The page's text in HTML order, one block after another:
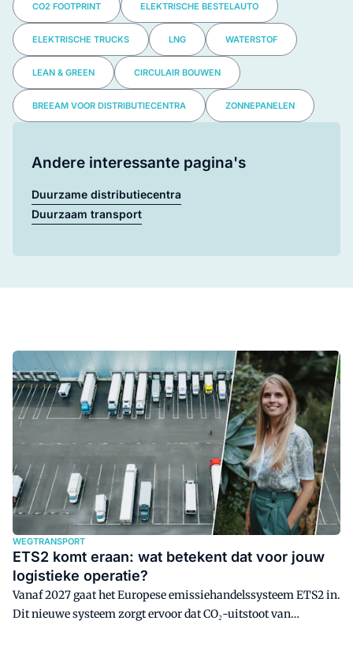
CO2 FOOTPRINT ELEKTRISCHE BESTELAUTO
ELEKTRISCHE TRUCKS LNG WATERSTOF
LEAN & GREEN CIRCULAIR BOUWEN
BREEAM VOOR DISTRIBUTIECENTRA ZONNEPANELEN
Andere interessante pagina's
Duurzame distributiecentra
Duurzaam transport
WEGTRANSPORT
ETS2 komt eraan: wat betekent dat voor jouw
logistieke operatie?
Vanaf 2027 gaat het Europese emissiehandelssysteem ETS2 in.
Dit nieuwe systeem zorgt ervoor dat CO₂-uitstoot van